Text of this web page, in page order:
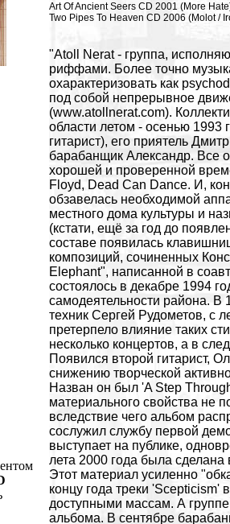
Art Of Ancient Seers CD 2001 (More
Two Pipes To Heaven CD 2006 (Molot /
"Atoll Nerat - группа,
риффами. Более точно
охарактеризовать как
под собой непрерывное
(www.atollnerat.com).
области летом - осенью 1993
гитарист), его приятель
барабанщик Александр. Все
хорошей и проверенной
Floyd, Dead Can Dance. И,
обзавелась необходимой
местного дома культуры и
(кстати, ещё за год до
составе появилась
композиций, сочиненных
Elephant", написанной в
состоялось в декабре 1994
самодеятельности района. В
техник Сергей Рудометов, с
претерпело влияние таких
несколько концертов, а в
Появился второй гитарист,
снижению творческой
Назван он был 'A Step
материального свойства не
вследствие чего альбом
сослужил службу первой
выступает на публике,
лета 2000 года была
Этот материал усиленно
концу года треки
доступными массам. А
альбома. В сентябре